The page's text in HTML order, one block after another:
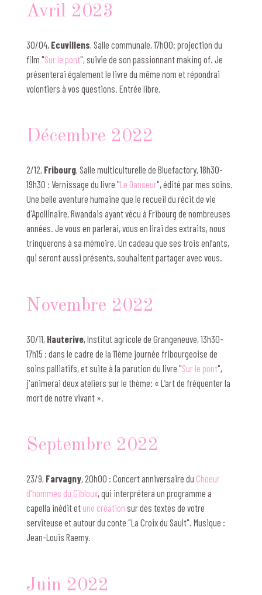
Avril 2023
30/04, Ecuvillens, Salle communale, 17h00: projection du
film "Sur le pont", suivie de son passionnant making of. Je
présenterai également le livre du même nom et répondrai
volontiers à vos questions. Entrée libre.
Décembre 2022
2/12, Fribourg, Salle multiculturelle de Bluefactory, 18h30-
19h30 : Vernissage du livre "Le Danseur", édité par mes soins.
Une belle aventure humaine que le recueil du récit de vie
d'Apollinaire, Rwandais ayant vécu à Fribourg de nombreuses
années. Je vous en parlerai, vous en lirai des extraits, nous
trinquerons à sa mémoire. Un cadeau que ses trois enfants,
qui seront aussi présents, souhaitent partager avec vous.
Novembre 2022
30/11, Hauterive, Institut agricole de Grangeneuve, 13h30-
17h15 : dans le cadre de la 11ème journée fribourgeoise de
soins palliatifs, et suite à la parution du livre "Sur le pont",
j'animerai deux ateliers sur le thème: « L’art de fréquenter la
mort de notre vivant ».
Septembre 2022
23/9, Farvagny, 20h00 : Concert anniversaire du Choeur
d'hommes du Gibloux, qui interprétera un programme a
capella inédit et une création sur des textes de votre
serviteuse et autour du conte "La Croix du Sault". Musique :
Jean-Louis Raemy.
Juin 2022